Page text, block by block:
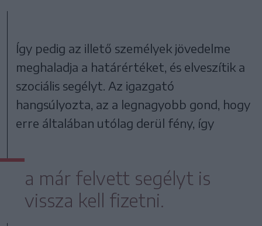
Így pedig az illető személyek jövedelme
meghaladja a határértéket, és elveszítik a
szociális segélyt. Az igazgató
hangsúlyozta, az a legnagyobb gond, hogy
erre általában utólag derül fény, így
a már felvett segélyt is
vissza kell fizetni.